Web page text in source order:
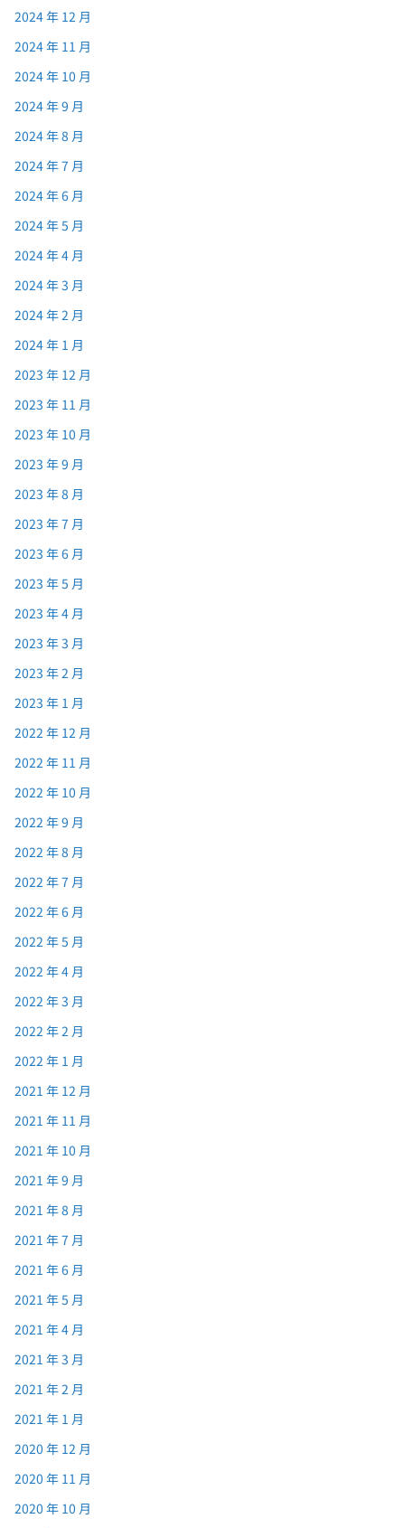
2024 年 12 月
2024 年 11 月
2024 年 10 月
2024 年 9 月
2024 年 8 月
2024 年 7 月
2024 年 6 月
2024 年 5 月
2024 年 4 月
2024 年 3 月
2024 年 2 月
2024 年 1 月
2023 年 12 月
2023 年 11 月
2023 年 10 月
2023 年 9 月
2023 年 8 月
2023 年 7 月
2023 年 6 月
2023 年 5 月
2023 年 4 月
2023 年 3 月
2023 年 2 月
2023 年 1 月
2022 年 12 月
2022 年 11 月
2022 年 10 月
2022 年 9 月
2022 年 8 月
2022 年 7 月
2022 年 6 月
2022 年 5 月
2022 年 4 月
2022 年 3 月
2022 年 2 月
2022 年 1 月
2021 年 12 月
2021 年 11 月
2021 年 10 月
2021 年 9 月
2021 年 8 月
2021 年 7 月
2021 年 6 月
2021 年 5 月
2021 年 4 月
2021 年 3 月
2021 年 2 月
2021 年 1 月
2020 年 12 月
2020 年 11 月
2020 年 10 月